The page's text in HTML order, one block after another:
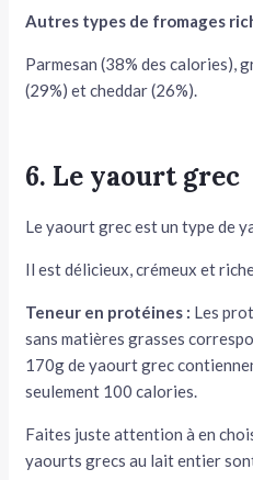
Autres types de fromages
Parmesan (38% des calories),
(29%) et cheddar (26%).
6. Le yaourt grec
Le yaourt grec est un type de
Il est délicieux, crémeux et
Teneur en protéines : Les
sans matières grasses
170g de yaourt grec
seulement 100 calories.
Faites juste attention à en
yaourts grecs au lait entier